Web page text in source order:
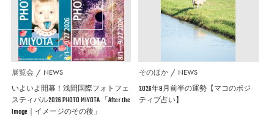
展覧会 NEWS
いよいよ開幕！浅間国際フォトフェ
スティバル2026 PHOTO MIYOTA 「After the
Image｜イメージのその後」
そのほか NEWS
2026年8月前半の運勢【マコのポジ
ティブ占い】